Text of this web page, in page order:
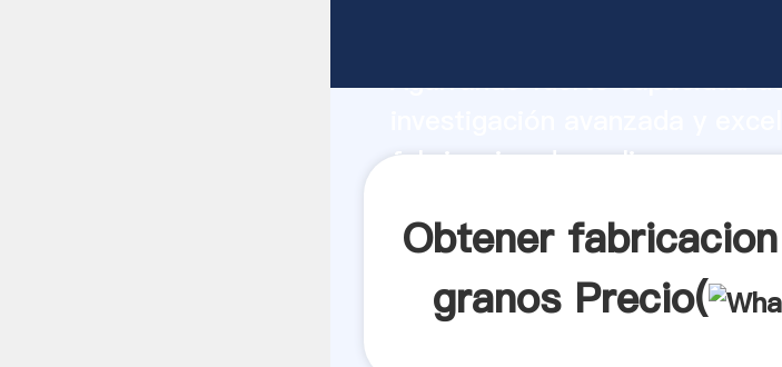
Agarrando fuerte capacidad
fabricacion de molinos para
Obtener
granos Precio(